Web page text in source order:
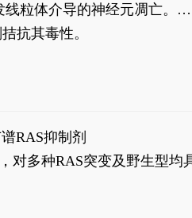
粒体介导的神经元凋亡。其
抗其毒性。
RAS抑制剂
对多种RAS突变及野生型均